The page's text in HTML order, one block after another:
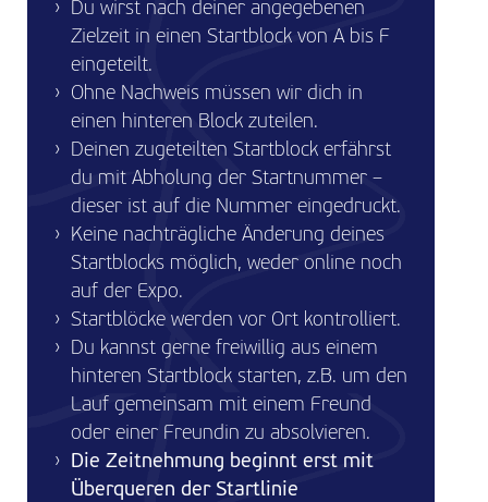
Du wirst nach deiner angegebenen
Zielzeit in einen Startblock von A bis F
eingeteilt.
Ohne Nachweis müssen wir dich in
einen hinteren Block zuteilen.
Deinen zugeteilten Startblock erfährst
du mit Abholung der Startnummer –
dieser ist auf die Nummer eingedruckt.
Keine nachträgliche Änderung deines
Startblocks möglich, weder online noch
auf der Expo.
Startblöcke werden vor Ort kontrolliert.
Du kannst gerne freiwillig aus einem
hinteren Startblock starten, z.B. um den
Lauf gemeinsam mit einem Freund
oder einer Freundin zu absolvieren.
Die Zeitnehmung beginnt erst mit
Überqueren der Startlinie